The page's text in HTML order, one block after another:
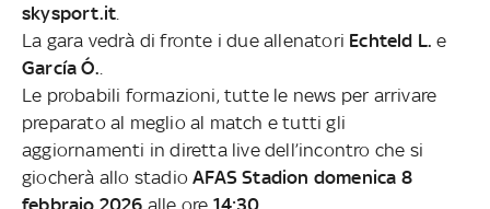
skysport.it
La gara vedrà di fronte i due allenatori Echteld L. e
García Ó.
Le probabili formazioni, tutte le news per arrivare
preparato al meglio al match e tutti gli
aggiornamenti in diretta live dell’incontro che si
giocherà allo stadioAFAS Stadion domenica 8
febbraio 2026 alle ore 14:30